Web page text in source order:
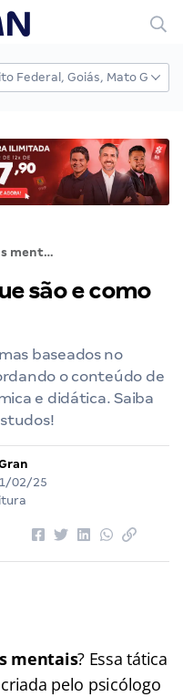
Mapas mentais: o que são e como estudar com eles?
são e como
baseados no
o conteúdo de
e didática. Saiba
02/25
mentais? Essa tática
pelo psicólogo